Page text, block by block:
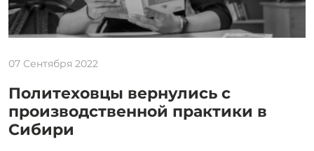
07 Сентября 2022
Политеховцы вернулись с
производственной практики в
Сибири